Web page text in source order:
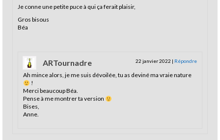
Je conne une petite puce à qui ça ferait plaisir,
Gros bisous
Béa
ARTournadre 22 janvier 2022 | Répondre
Ah mince alors, je me suis dévoilée, tu as deviné ma vraie nature
!
Merci beaucoup Béa.
Pense à me montrer ta version
Bises,
Anne.